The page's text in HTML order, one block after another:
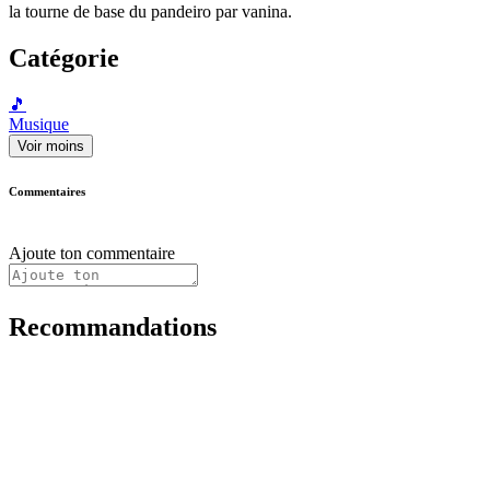
la tourne de base du pandeiro par vanina.
Catégorie
🎵
Musique
Voir moins
Commentaires
Ajoute ton commentaire
Recommandations